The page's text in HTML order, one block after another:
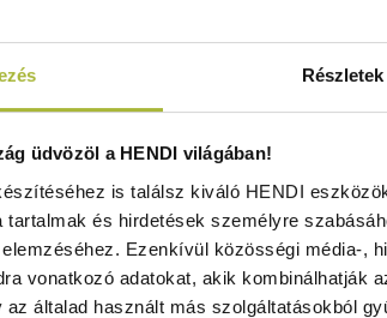
Részletek
üdvözöl a HENDI világában!
is találsz kiváló HENDI
tartalmak és hirdetések személyre
Ezenkívül közösségi média-,
vonatkozó adatokat, akik kombinálhatják
az általad használt más szolgáltatásokból